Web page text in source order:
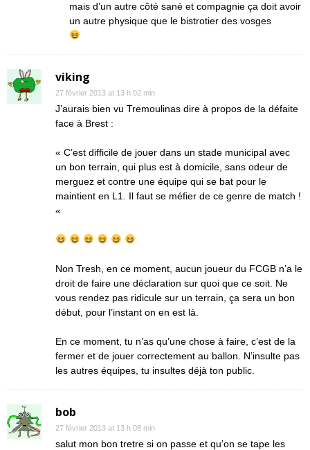
mais d’un autre côté sané et compagnie ça doit avoir
un autre physique que le bistrotier des vosges
viking
27 février 2013 at 13 h 02 min
J’aurais bien vu Tremoulinas dire à propos de la défaite
face à Brest :
« C’est difficile de jouer dans un stade municipal avec
un bon terrain, qui plus est à domicile, sans odeur de
merguez et contre une équipe qui se bat pour le
maintient en L1. Il faut se méfier de ce genre de match !
«
Non Tresh, en ce moment, aucun joueur du FCGB n’a le
droit de faire une déclaration sur quoi que ce soit. Ne
vous rendez pas ridicule sur un terrain, ça sera un bon
début, pour l’instant on en est là.
En ce moment, tu n’as qu’une chose à faire, c’est de la
fermer et de jouer correctement au ballon. N’insulte pas
les autres équipes, tu insultes déjà ton public.
bob
27 février 2013 at 13 h 08 min
salut mon bon tretre si on passe et qu’on se tape les